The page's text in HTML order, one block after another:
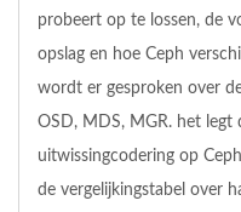
probeert op te lossen, de
opslag en hoe Ceph
wordt er gesproken over
OSD, MDS, MGR. het legt
uitwissingcodering op
de vergelijkingstabel over